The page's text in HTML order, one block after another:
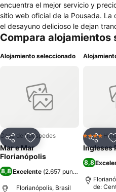
encuentra el mejor servicio y
sitio web oficial de la Pousada.
el desayuno delicioso le dejan
su viaje a Florianópolis. El servicio
seguridad que usted desea tener
Frigobar y Microondas. Algunos
una cocina compacta equipada
utensilios. Florianópolis es
Pousada Mar y Mar Florianópolis
de costo beneficio entre las
comodidades modernas y
personalizada y un desayuno
directamente en el sitio. Disfrute
descubra una opción de
Compara alojamientos
Alojamiento seleccionado
CompartirAgregar a favoritos
Casa de huéspedes
Mar e Mar
Florianópolis
8,8 Excelente (2.657 puntuaciones
Florianópolis, Brasil
4 Estrellas
Ingleses
8,8
de: